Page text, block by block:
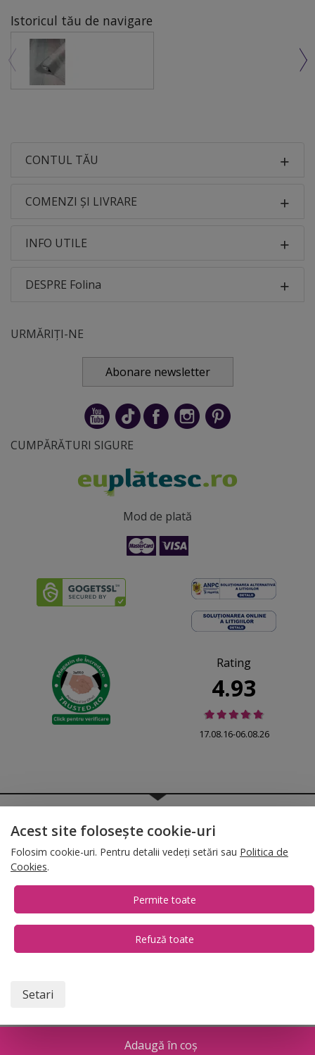
Adaugă în coș
Istoricul tău de navigare
CONTUL TĂU
COMENZI ȘI LIVRARE
INFO UTILE
DESPRE Folina
URMĂRIȚI-NE
Abonare newsletter
CUMPĂRĂTURI SIGURE
Mod de plată
Rating
4.93
17.08.16-06.08.26
• Termene și condiții•Gestionează preferințe cookies
T:+4 0754.069.667
Acest site folosește cookie-uri
Folosim cookie-uri. Pentru detalii vedeți setări sau Politica de
Cookies.
Permite toate
Refuză toate
Setari